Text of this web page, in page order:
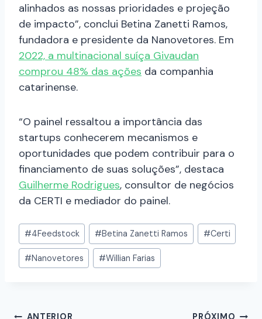
alinhados as nossas prioridades e projeção
de impacto”, conclui Betina Zanetti Ramos,
fundadora e presidente da Nanovetores. Em
2022, a multinacional suíça Givaudan
comprou 48% das ações da companhia
catarinense.
“O painel ressaltou a importância das
startups conhecerem mecanismos e
oportunidades que podem contribuir para o
financiamento de suas soluções”, destaca
Guilherme Rodrigues, consultor de negócios
da CERTI e mediador do painel.
#4Feedstock #Betina Zanetti Ramos #Certi
#Nanovetores #Willian Farias
ANTERIOR PRÓXIMO